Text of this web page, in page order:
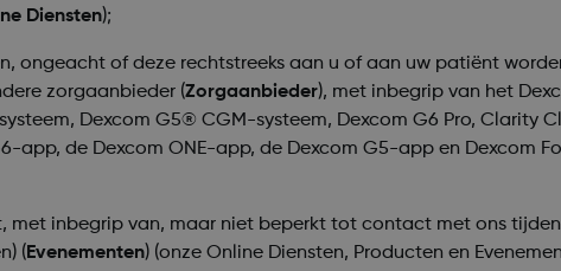
Diensten);
ongeacht of deze rechtstreeks aan u of aan uw patiënt
zorgaanbieder (Zorgaanbieder), met inbegrip van het
Dexcom G5® CGM-systeem, Dexcom G6 Pro, Clarity
app, de Dexcom ONE-app, de Dexcom G5-app en Dexcom
met inbegrip van, maar niet beperkt tot contact met ons
(Evenementen) (onze Online Diensten, Producten en